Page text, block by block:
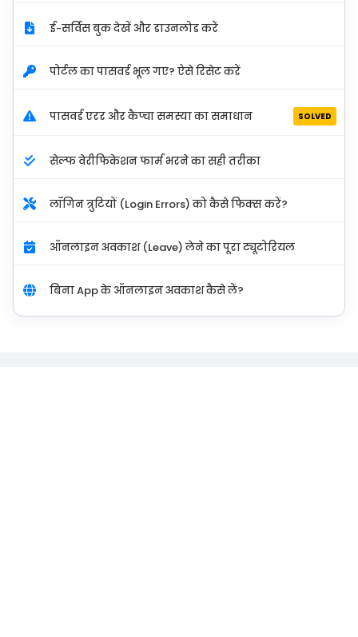
ई-सर्विस बुक देखें और डाउनलोड करें
पोर्टल का पासवर्ड भूल गए? ऐसे रिसेट करें
पासवर्ड एरर और कैप्चा समस्या का समाधान SOLVED
सेल्फ वेरीफिकेशन फार्म भरने का सही तरीका
लॉगिन त्रुटियों (Login Errors) को कैसे फिक्स करें?
ऑनलाइन अवकाश (Leave) लेने का पूरा ट्यूटोरियल
बिना App के ऑनलाइन अवकाश कैसे लें?